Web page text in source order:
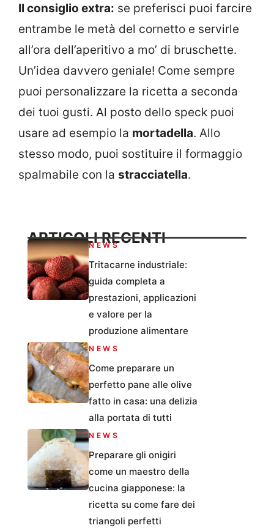
Il consiglio extra: se preferisci puoi farcire
entrambe le metà del cornetto e servirle
all’ora dell’aperitivo a mo’ di bruschette.
Un’idea davvero geniale! Come sempre
puoi personalizzare la ricetta a seconda
dei tuoi gusti. Al posto dello speck puoi
usare ad esempio la mortadella. Allo
stesso modo, puoi sostituire il formaggio
spalmabile con la stracciatella.
ARTICOLI RECENTI
NEWS
Tritacarne industriale:
guida completa a
prestazioni, applicazioni
e valore per la
produzione alimentare
NEWS
Come preparare un
perfetto pane alle olive
fatto in casa: una delizia
alla portata di tutti
NEWS
Preparare gli onigiri
come un maestro della
cucina giapponese: la
ricetta su come fare dei
triangoli perfetti